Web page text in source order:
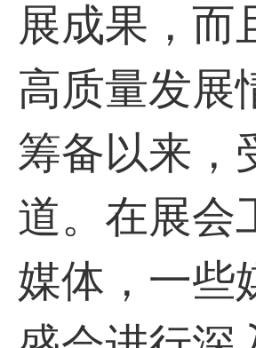
展成果，而
高质量发展
筹备以来，
道。在展会
媒体，一些